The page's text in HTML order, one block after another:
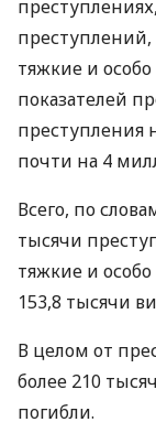
преступлений,
тяжкие и
показателей
преступления
почти на 4
Всего, по
тысячи
тяжкие и
153,8 тысячи
В целом от
более 210
погибли.